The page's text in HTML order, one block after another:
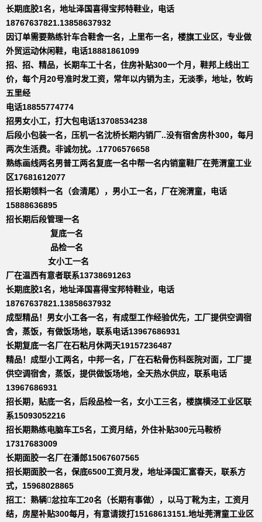
长期底胶1名，地址泽国喜得宝邦特鞋业，电话
18767637821.13858637932
因订单需要熟练针车合鞋舍一名，上里布一名，楼旗工业区，专业做
外贸运动休闲鞋，电话18881861099
招、招、精品，长期车工十名，住房补贴300一个月，鞋邦上线出工
价，每个月20号准时发工资，常年以内销为主，无淡季，地址，牧屿
五里经
电话18855774774
招男女小工，打大包电话13708534238
后段小包装一名，压机一名沈桥长期内销厂..没有宿舍房朴300，每月
两次生活费。非诚勿扰。.17706576658
熟练画线两名男普工两名复底一名中帮一名内销童鞋厂在莞渭童工业
区17681612077
招长期领料一名（会清尾），男小工一名，厂在涴渭童，电话
15888636895
招长期后段管理一名
复底一名
品检一名
女小工一名
厂在温西有意者联系13738691263
长期底胶1名，地址泽国喜得宝邦特鞋业，电话
18767637821.13858637932
成型精品！男女小工各一名，有成型工作经验优先，工厂提供空调宿
舍，蒸饭，有做饭场地，联系电话13967686931
长期复底一名厂在石粘月休两天19157236487
精品！成型小工两名，中邦一名，厂在石粘骨伤科医院对面，工厂提
供空调宿舍，蒸饭，提供做饭场地，全天热水供应，联系电话
13967686931
招长期，贴底一名，后段品检一名，女小工三名，楼旗横泾工业区联
系15093052216
招长期熟练电脑车工5名，工资月结，外住补贴300元马鞍桥
17317683009
长期面胶一名厂在潘郎15067607565
招长期面胶一名，保底6500工资月发，地址泽国汇富春天，联系方
式，15968028865
招工：熟辆忿拉车工20名（长期有事做），以马丁靴为主，工资月
结，房屋补贴300每月，有意请拨打15168613151.地址莞渭童工业区